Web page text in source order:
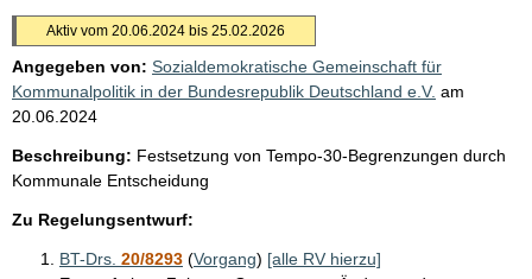
Aktiv vom 20.06.2024 bis 25.02.2026
Angegeben von: Sozialdemokratische Gemeinschaft für
Kommunalpolitik in der Bundesrepublik Deutschland e.V. am
20.06.2024
Beschreibung: Festsetzung von Tempo-30-Begrenzungen durch
Kommunale Entscheidung
Zu Regelungsentwurf:
BT-Drs. 20/8293 (Vorgang) [alle RV hierzu]